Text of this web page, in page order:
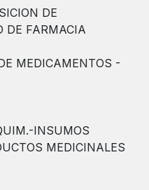
DE
DE FARMACIA
MEDICAMENTOS -
INSUMOS
MEDICINALES